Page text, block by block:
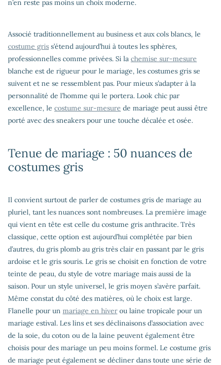
n’en reste pas moins un choix moderne.
Associé traditionnellement au business et aux cols blancs, le
costume gris s’étend aujourd’hui à toutes les sphères,
professionnelles comme privées. Si la chemise sur-mesure
blanche est de rigueur pour le mariage, les costumes gris se
suivent et ne se ressemblent pas. Pour mieux s’adapter à la
personnalité de l’homme qui le portera. Look chic par
excellence, le costume sur-mesure de mariage peut aussi être
porté avec des sneakers pour une touche décalée et osée.
Tenue de mariage : 50 nuances de
costumes gris
Il convient surtout de parler de costumes gris de mariage au
pluriel, tant les nuances sont nombreuses. La première image
qui vient en tête est celle du costume gris anthracite. Très
classique, cette option est aujourd’hui complétée par bien
d’autres, du gris plomb au gris très clair en passant par le gris
ardoise et le gris souris. Le gris se choisit en fonction de votre
teinte de peau, du style de votre mariage mais aussi de la
saison. Pour un style universel, le gris moyen s’avère parfait.
Même constat du côté des matières, où le choix est large.
Flanelle pour un mariage en hiver ou laine tropicale pour un
mariage estival. Les lins et ses déclinaisons d’association avec
de la soie, du coton ou de la laine peuvent également être
choisis pour des mariage un peu moins formel. Le costume gris
de mariage peut également se décliner dans toute une série de